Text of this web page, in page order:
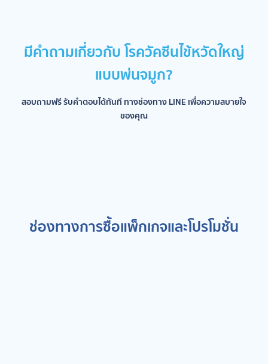
มีคำถามเกี่ยวกับ โรควัคซีนไข้หวัดใหญ่
แบบพ่นจมูก?
สอบถามฟรี รับคำตอบได้ทันที ทางช่องทาง LINE เพื่อความสบายใจ
ของคุณ
ช่องทางการซื้อแพ็กเกจและโปรโมชั่น